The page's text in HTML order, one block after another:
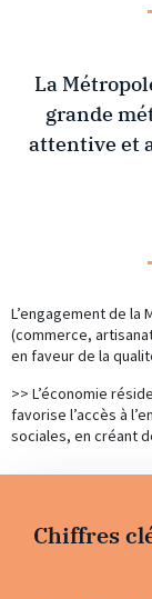
La
grande
attentive et
L’engagement de la
(commerce,
en faveur de la
>> L’économie
favorise l’accès à
sociales, en créant
Chiffres